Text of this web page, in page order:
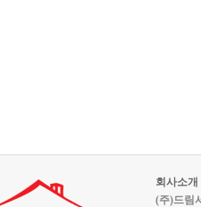
회사소개
(주)드림